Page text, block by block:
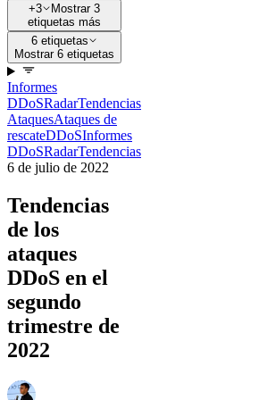
+3
Mostrar 3
etiquetas más
6 etiquetas
Mostrar 6 etiquetas
Informes
DDoSRadarTendencias
AtaquesAtaques de
rescateDDoSInformes
DDoSRadarTendencias
6 de julio de 2022
Tendencias
de los
ataques
DDoS en el
segundo
trimestre de
2022